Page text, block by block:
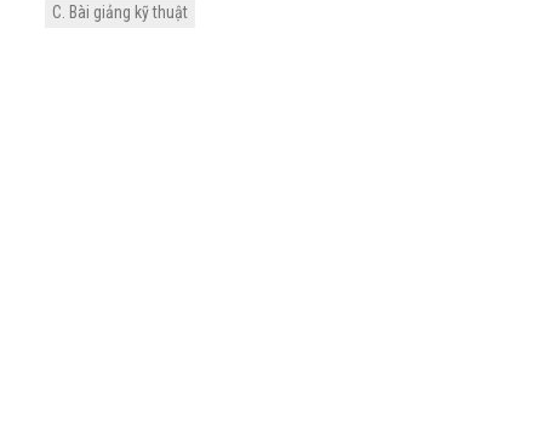
C. Bài giảng kỹ thuật